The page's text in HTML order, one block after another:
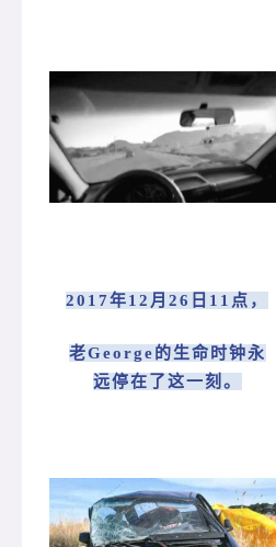
2017年12月26日11点，
老George的生命时钟永
远停在了这一刻。